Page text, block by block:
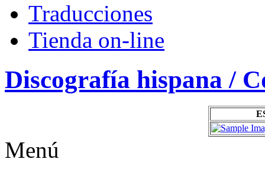
Traducciones
Tienda on-line
Discografía hispana /
Menú